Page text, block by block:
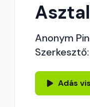
Anonym
Adás